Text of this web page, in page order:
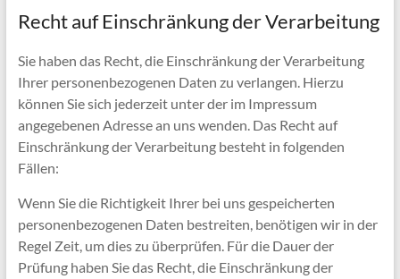
Recht auf Einschränkung der Verarbeitung
Sie haben das Recht, die Einschränkung der Verarbeitung
Ihrer personenbezogenen Daten zu verlangen. Hierzu
können Sie sich jederzeit unter der im Impressum
angegebenen Adresse an uns wenden. Das Recht auf
Einschränkung der Verarbeitung besteht in folgenden
Fällen:
Wenn Sie die Richtigkeit Ihrer bei uns gespeicherten
personenbezogenen Daten bestreiten, benötigen wir in der
Regel Zeit, um dies zu überprüfen. Für die Dauer der
Prüfung haben Sie das Recht, die Einschränkung der